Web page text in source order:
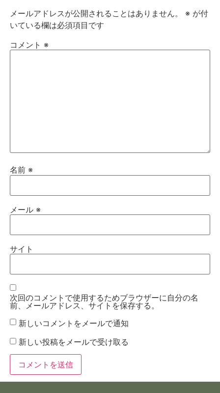
メールアドレスが公開されることはありません。 ※ が付
いている欄は必須項目です
コメント ※
名前 ※
メール ※
サイト
次回のコメントで使用するためブラウザーに自分の名
前、メールアドレス、サイトを保存する。
新しいコメントをメールで通知
新しい投稿をメールで受け取る